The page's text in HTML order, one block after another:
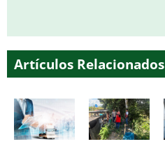
Artículos Relacionados